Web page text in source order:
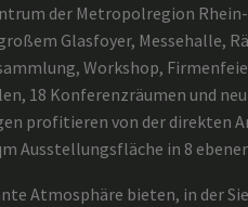
der Metropolregion
Glasfoyer, Messehalle,
Workshop,
18 Konferenzräumen und
profitieren von der direkten
Ausstellungsfläche in 8
Atmosphäre bieten, in der